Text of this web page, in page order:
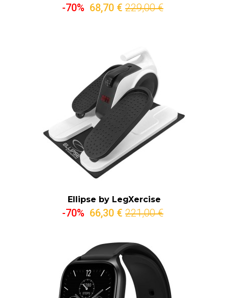
-70% 68,70 € 229,00 €
Ellipse by LegXercise
-70% 66,30 € 221,00 €